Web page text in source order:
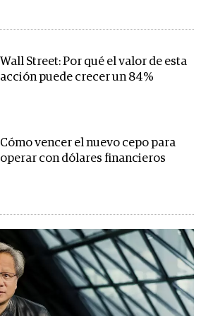
Wall Street: Por qué el valor de esta
acción puede crecer un 84%
Cómo vencer el nuevo cepo para
operar con dólares financieros